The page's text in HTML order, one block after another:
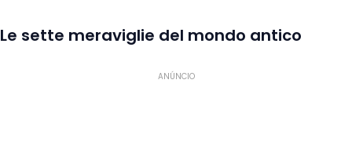
Le sette meraviglie del mondo antico
ANÚNCIO